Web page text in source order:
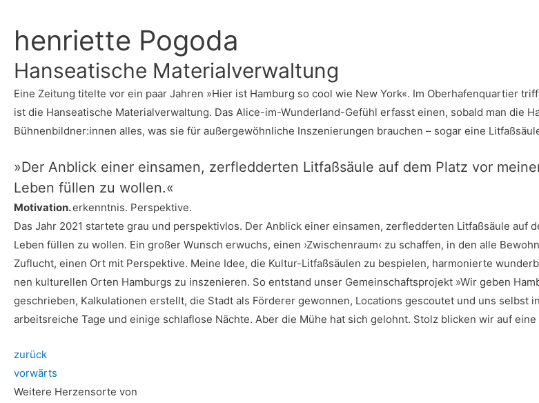
hen­ri­et­te Pogoda
Han­sea­ti­sche Materialverwaltung
Eine Zei­tung titel­te vor ein paar Jah­ren »Hier ist Ham­burg so cool wie New York«. Im Ober­ha­fen­quar­tier
ist die Han­sea­ti­sche Mate­ri­al­ver­wal­tung. Das Ali­ce-im-Wun­der­land-Gefühl erfasst einen, sobald man die
Bühnenbildner:innen alles, was sie für außer­ge­wöhn­li­che Insze­nie­run­gen brau­chen – sogar eine
»Der Anblick einer ein­sa­men, zer­fled­der­ten Lit­faß­säu­le auf dem Platz vor
Leben fül­len zu wollen.«
Moti­va­ti­on.erkennt­nis. Perspektive.
Das Jahr 2021 star­te­te grau und per­spek­tiv­los. Der Anblick einer ein­sa­men, zer­fled­der­ten Lit­faß­säu­le auf
Leben fül­len zu wol­len. Ein gro­ßer Wunsch erwuchs, einen ›Zwi­schen­raum‹ zu schaf­fen, in den alle
Zuflucht, einen Ort mit Per­spek­ti­ve. Mei­ne Idee, die Kul­tur-Lit­faß­säu­len zu bespie­len, har­mo­nier­te
nen kul­tu­rel­len Orten Ham­burgs zu insze­nie­ren. So ent­stand unser Gemein­schafts­pro­jekt »Wir geben
geschrie­ben, Kal­ku­la­tio­nen erstellt, die Stadt als För­de­rer gewon­nen, Loca­ti­ons ges­cou­tet und uns
arbeits­rei­che Tage und eini­ge schlaf­lo­se Näch­te. Aber die Mühe hat sich gelohnt. Stolz bli­cken wir auf
zurück
vor­wärts
Wei­te­re Her­zens­or­te von